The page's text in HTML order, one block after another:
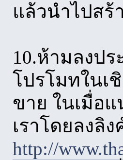
แล้วนำไปสร้
10.ห้ามลงป
โปรโมทในเ
ขาย ในเมื่อ
เราโดยลงลิง
http://